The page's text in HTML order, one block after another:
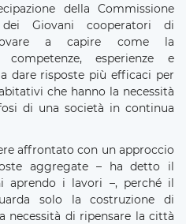
della Commissione
Giovani cooperatori di
a capire come la
competenze, esperienze e
dare risposte più efficaci per
che hanno la necessità
di una società in continua
affrontato con un approccio
aggregate – ha detto il
aprendo i lavori –, perché il
solo la costruzione di
necessità di ripensare la città